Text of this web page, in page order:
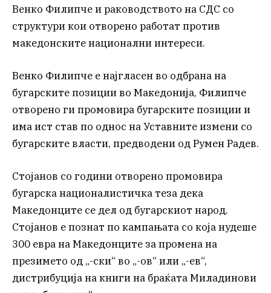
Венко Филипче и раководството на СДС со
структури кои отворено работат против
македонските национални интереси.
Венко Филипче е најгласен во одбрана на
бугарските позиции во Македонија, Филипче
отворено ги промовира бугарските позиции и
има ист став по однос на Уставните измени со
бугарските власти, предводени од Румен Радев.
Стојанов со години отворено промовира
бугарска националистичка теза дека
Македонците се дел од бугарскиот народ.
Стојанов е познат по кампањата со која нудеше
300 евра на Македонците за промена на
презимето од „-ски“ во „-ов“ или „-ев“,
дистрибуција на книги на браќата Миладинови